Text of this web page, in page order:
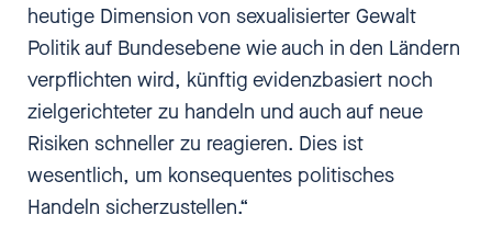
heutige Dimension von sexualisierter Gewalt
Politik auf Bundesebene wie auch in den Ländern
verpflichten wird, künftig evidenzbasiert noch
zielgerichteter zu handeln und auch auf neue
Risiken schneller zu reagieren. Dies ist
wesentlich, um konsequentes politisches
Handeln sicherzustellen.“